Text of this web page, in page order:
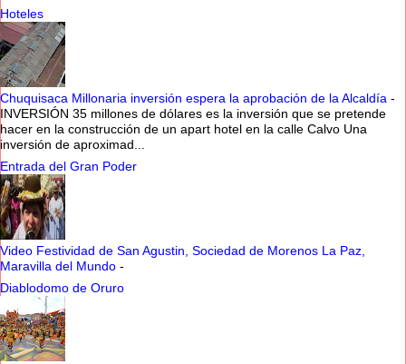
Hoteles
Chuquisaca Millonaria inversión espera la aprobación de la Alcaldía -
INVERSIÓN 35 millones de dólares es la inversión que se pretende
hacer en la construcción de un apart hotel en la calle Calvo Una
inversión de aproximad...
Entrada del Gran Poder
Video Festividad de San Agustin, Sociedad de Morenos La Paz,
Maravilla del Mundo -
Diablodomo de Oruro